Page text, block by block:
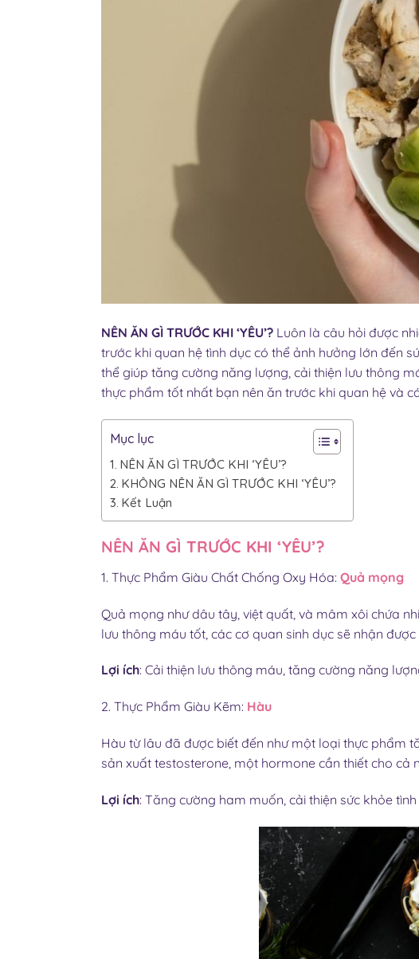
NÊN ĂN GÌ TRƯỚC KHI ‘YÊU’? Luôn là câu hỏi được
trước khi quan hệ tình dục có thể ảnh hưởng lớn đến
thể giúp tăng cường năng lượng, cải thiện lưu thông
thực phẩm tốt nhất bạn nên ăn trước khi quan hệ và
Mục lục
NÊN ĂN GÌ TRƯỚC KHI ‘YÊU’?
KHÔNG NÊN ĂN GÌ TRƯỚC KHI ‘YÊU’?
Kết Luận
NÊN ĂN GÌ TRƯỚC KHI ‘YÊU’?
1. Thực Phẩm Giàu Chất Chống Oxy Hóa: Quả mọng
Quả mọng như dâu tây, việt quất, và mâm xôi chứa
lưu thông máu tốt, các cơ quan sinh dục sẽ nhận
Lợi ích: Cải thiện lưu thông máu, tăng cường năng
2. Thực Phẩm Giàu Kẽm: Hàu
Hàu từ lâu đã được biết đến như một loại thực phẩm
sản xuất testosterone, một hormone cần thiết cho cả
Lợi ích: Tăng cường ham muốn, cải thiện sức khỏe